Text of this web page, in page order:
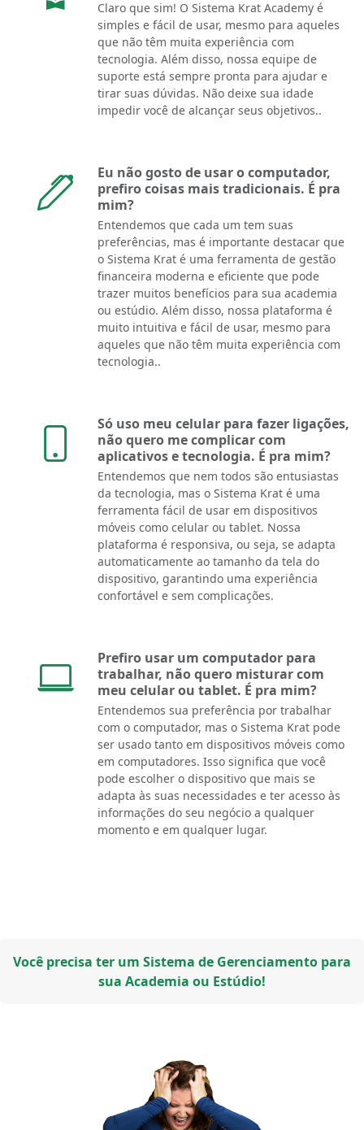
Claro que sim! O Sistema Krat Academy é
simples e fácil de usar, mesmo para aqueles
que não têm muita experiência com
tecnologia. Além disso, nossa equipe de
suporte está sempre pronta para ajudar e
tirar suas dúvidas. Não deixe sua idade
impedir você de alcançar seus objetivos..
Eu não gosto de usar o computador,
prefiro coisas mais tradicionais. É pra
mim?
Entendemos que cada um tem suas
preferências, mas é importante destacar que
o Sistema Krat é uma ferramenta de gestão
financeira moderna e eficiente que pode
trazer muitos benefícios para sua academia
ou estúdio. Além disso, nossa plataforma é
muito intuitiva e fácil de usar, mesmo para
aqueles que não têm muita experiência com
tecnologia..
Só uso meu celular para fazer ligações,
não quero me complicar com
aplicativos e tecnologia. É pra mim?
Entendemos que nem todos são entusiastas
da tecnologia, mas o Sistema Krat é uma
ferramenta fácil de usar em dispositivos
móveis como celular ou tablet. Nossa
plataforma é responsiva, ou seja, se adapta
automaticamente ao tamanho da tela do
dispositivo, garantindo uma experiência
confortável e sem complicações.
Prefiro usar um computador para
trabalhar, não quero misturar com
meu celular ou tablet. É pra mim?
Entendemos sua preferência por trabalhar
com o computador, mas o Sistema Krat pode
ser usado tanto em dispositivos móveis como
em computadores. Isso significa que você
pode escolher o dispositivo que mais se
adapta às suas necessidades e ter acesso às
informações do seu negócio a qualquer
momento e em qualquer lugar.
Você precisa ter um Sistema de Gerenciamento para
sua Academia ou Estúdio!